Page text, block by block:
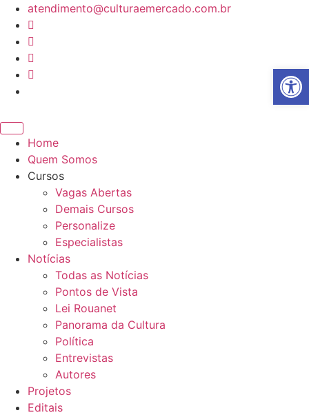
para
conteúdo
atendimento@culturaemercado.com.br
Home
Quem Somos
Cursos
Vagas Abertas
Demais Cursos
Personalize
Especialistas
Notícias
Todas as Notícias
Pontos de Vista
Lei Rouanet
Panorama da Cultura
Política
Entrevistas
Autores
Projetos
Editais
Abrir